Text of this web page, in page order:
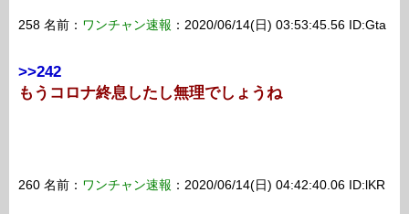
258 名前： ワンチャン速報 ：2020/06/14(日) 03:53:45.56 ID:Gta
>>242
もうコロナ終息したし無理でしょうね
260 名前： ワンチャン速報 ：2020/06/14(日) 04:42:40.06 ID:lKR